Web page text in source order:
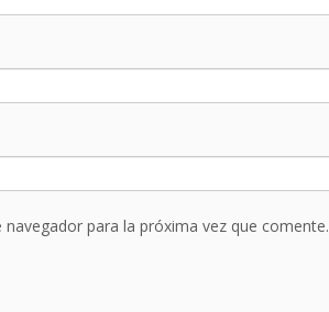
i
para la próxima vez que comente.